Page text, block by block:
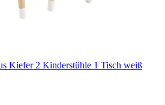
Kiefer 2 Kinderstühle 1 Tisch weiß